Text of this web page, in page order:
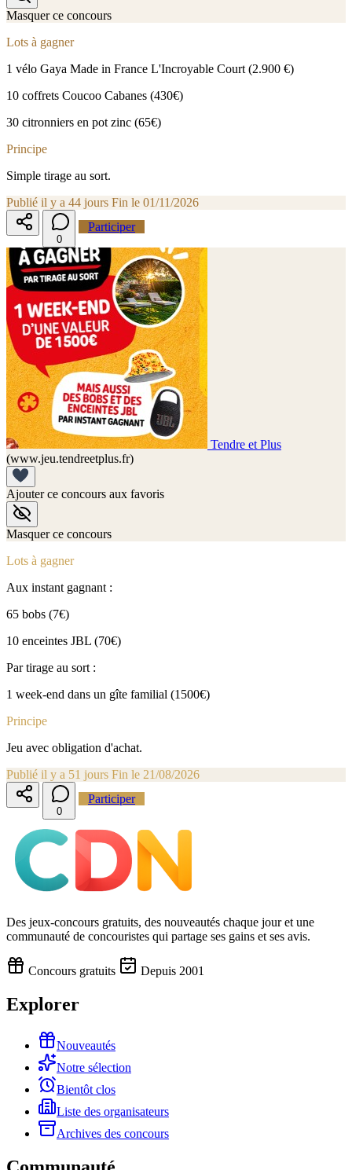
Masquer ce concours
Lots à gagner
1 vélo Gaya Made in France L'Incroyable Court (2.900 €)
10 coffrets Coucoo Cabanes (430€)
30 citronniers en pot zinc (65€)
Principe
Simple tirage au sort.
Publié il y a 44 jours Fin le 01/11/2026
0
Participer
Tendre et Plus
(www.jeu.tendreetplus.fr)
Ajouter ce concours aux favoris
Masquer ce concours
Lots à gagner
Aux instant gagnant :
65 bobs (7€)
10 enceintes JBL (70€)
Par tirage au sort :
1 week-end dans un gîte familial (1500€)
Principe
Jeu avec obligation d'achat.
Publié il y a 51 jours Fin le 21/08/2026
0
Participer
Des jeux-concours gratuits, des nouveautés chaque jour et une
communauté de concouristes qui partage ses gains et ses avis.
Concours gratuits Depuis 2001
Explorer
Nouveautés
Notre sélection
Bientôt clos
Liste des organisateurs
Archives des concours